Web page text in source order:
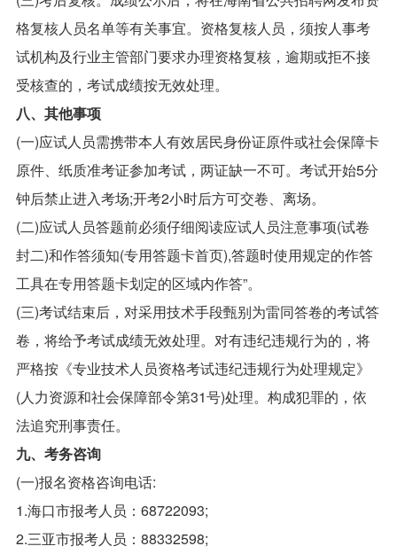
格复核人员名单等有关事宜。资格复核人员，须按人事考
试机构及行业主管部门要求办理资格复核，逾期或拒不接
受核查的，考试成绩按无效处理。
八、其他事项
(一)应试人员需携带本人有效居民身份证原件或社会保障卡
原件、纸质准考证参加考试，两证缺一不可。考试开始5分
钟后禁止进入考场;开考2小时后方可交卷、离场。
(二)应试人员答题前必须仔细阅读应试人员注意事项(试卷
封二)和作答须知(专用答题卡首页),答题时使用规定的作答
工具在专用答题卡划定的区域内作答”。
(三)考试结束后，对采用技术手段甄别为雷同答卷的考试答
卷，将给予考试成绩无效处理。对有违纪违规行为的，将
严格按《专业技术人员资格考试违纪违规行为处理规定》
(人力资源和社会保障部令第31号)处理。构成犯罪的，依
法追究刑事责任。
九、考务咨询
(一)报名资格咨询电话:
1.海口市报考人员：68722093;
2.三亚市报考人员：88332598;